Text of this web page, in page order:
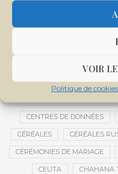
VOIR
Politique de cookies
CENTRALE SOLAIRE DE
CENTRE
CENTRE DE SANTÉ
CENTRE
CENTRES DE DONNÉES
CÉRÉALES CÉRÉALES
CÉRÉMONIES DE MARIAGE
CEUTA CHAHANA